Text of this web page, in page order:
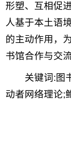
形塑、互相促
人基于本土语
的主动作用，
书馆合作与交
关键词:图
动者网络理论;